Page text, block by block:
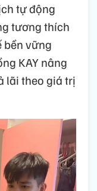
tự động
tương thích
bền vững
KAY nâng
lãi theo giá trị